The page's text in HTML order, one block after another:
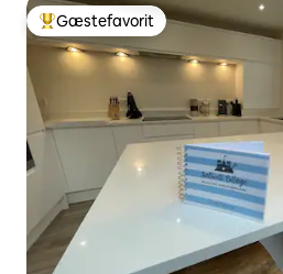
Bedste gæstefavorit
Gæstefavorit